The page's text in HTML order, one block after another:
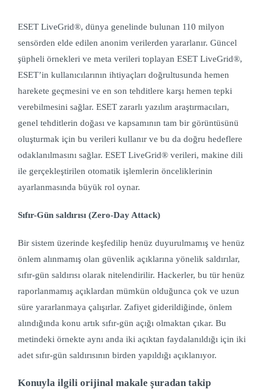
ESET LiveGrid®, dünya genelinde bulunan 110 milyon
sensörden elde edilen anonim verilerden yararlanır. Güncel
şüpheli örnekleri ve meta verileri toplayan ESET LiveGrid®,
ESET’in kullanıcılarının ihtiyaçları doğrultusunda hemen
harekete geçmesini ve en son tehditlere karşı hemen tepki
verebilmesini sağlar. ESET zararlı yazılım araştırmacıları,
genel tehditlerin doğası ve kapsamının tam bir görüntüsünü
oluşturmak için bu verileri kullanır ve bu da doğru hedeflere
odaklanılmasını sağlar. ESET LiveGrid® verileri, makine dili
ile gerçekleştirilen otomatik işlemlerin önceliklerinin
ayarlanmasında büyük rol oynar.
Sıfır-Gün saldırısı (Zero-Day Attack)
Bir sistem üzerinde keşfedilip henüz duyurulmamış ve henüz
önlem alınmamış olan güvenlik açıklarına yönelik saldırılar,
sıfır-gün saldırısı olarak nitelendirilir. Hackerler, bu tür henüz
raporlanmamış açıklardan mümkün olduğunca çok ve uzun
süre yararlanmaya çalışırlar. Zafiyet giderildiğinde, önlem
alındığında konu artık sıfır-gün açığı olmaktan çıkar. Bu
metindeki örnekte aynı anda iki açıktan faydalanıldığı için iki
adet sıfır-gün saldırısının birden yapıldığı açıklanıyor.
Konuyla ilgili orijinal makale şuradan takip